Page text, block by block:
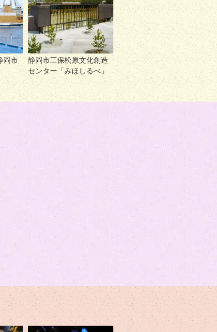
岡市
静岡市三保松原文化創造
センター「みほしるべ」